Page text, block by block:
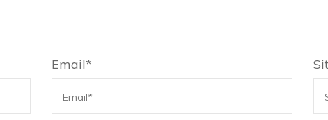
Email*